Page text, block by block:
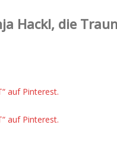
Hackl, die
auf Pinterest.
auf Pinterest.